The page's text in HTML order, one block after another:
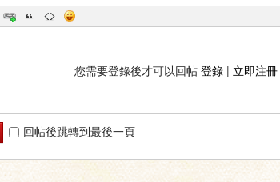
您需要登錄後才可以回帖 登錄| 立即注冊
回帖後跳轉到最後一頁